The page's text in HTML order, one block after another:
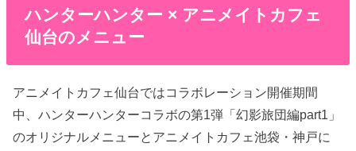
ハンターハンター × アニメイトカフェ
仙台のメニュー
アニメイトカフェ仙台ではコラボレーション開催期間
中、ハンターハンターコラボの第1弾「幻影旅団編part1」
のオリジナルメニューとアニメイトカフェ池袋・神戸に